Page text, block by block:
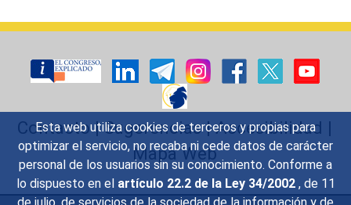
Esta web utiliza cookies de terceros y propias para
optimizar el servicio, no recaba ni cede datos de carácter
personal de los usuarios sin su conocimiento. Conforme a
lo dispuesto en el artículo 22.2 de la Ley 34/2002 , de 11
Contacto|Sugerencias|Accesibilidad |
Mapa Web